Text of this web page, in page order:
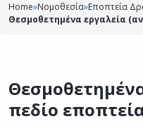
Home»Νομοθεσία»Εποπτεία
Θεσμοθετημένα εργαλεία
πεδίο